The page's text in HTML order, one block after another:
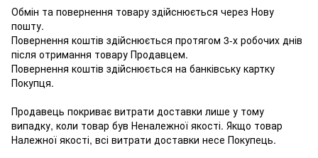
Обмін та повернення товару здійснюється через Нову
пошту.
Повернення коштів здійснюється протягом 3-х робочих днів
після отримання товару Продавцем.
Повернення коштів здійснюється на банківську картку
Покупця.
Продавець покриває витрати доставки лише у тому
випадку, коли товар був Неналежної якості. Якщо товар
Належної якості, всі витрати доставки несе Покупець.